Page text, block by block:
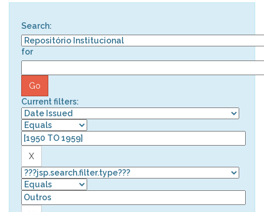
Search:
for
Current filters: